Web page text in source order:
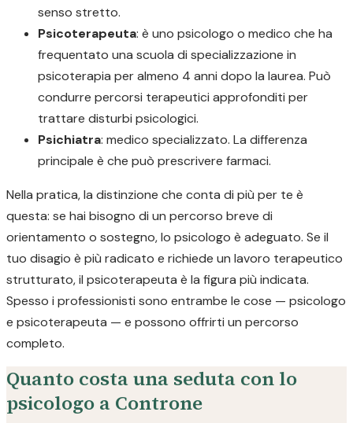
senso stretto.
Psicoterapeuta: è uno psicologo o medico che ha
frequentato una scuola di specializzazione in
psicoterapia per almeno 4 anni dopo la laurea. Può
condurre percorsi terapeutici approfonditi per
trattare disturbi psicologici.
Psichiatra: medico specializzato. La differenza
principale è che può prescrivere farmaci.
Nella pratica, la distinzione che conta di più per te è
questa: se hai bisogno di un percorso breve di
orientamento o sostegno, lo psicologo è adeguato. Se il
tuo disagio è più radicato e richiede un lavoro terapeutico
strutturato, il psicoterapeuta è la figura più indicata.
Spesso i professionisti sono entrambe le cose — psicologo
e psicoterapeuta — e possono offrirti un percorso
completo.
Quanto costa una seduta con lo
psicologo a Controne